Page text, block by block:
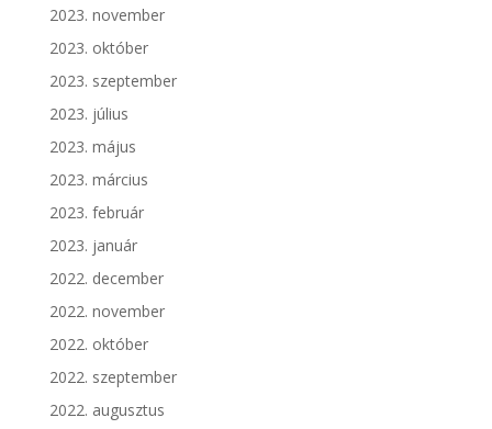
2023. november
2023. október
2023. szeptember
2023. július
2023. május
2023. március
2023. február
2023. január
2022. december
2022. november
2022. október
2022. szeptember
2022. augusztus